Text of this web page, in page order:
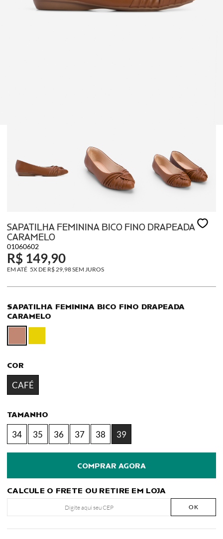
SAPATILHA FEMININA BICO FINO DRAPEADA
CARAMELO
01060602
R$ 149,90
5X DE R$ 29,98SEM JUROS
SAPATILHA FEMININA BICO FINO DRAPEADA
CARAMELO
COR
CAFÉ
TAMANHO
34 35 36 37 38 39
CALCULE O FRETE OU RETIRE EM LOJA
OK